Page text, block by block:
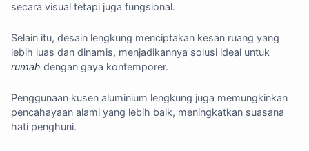
secara visual tetapi juga fungsional.
Selain itu, desain lengkung menciptakan kesan ruang yang
lebih luas dan dinamis, menjadikannya solusi ideal untuk
rumah dengan gaya kontemporer.
Penggunaan kusen aluminium lengkung juga memungkinkan
pencahayaan alami yang lebih baik, meningkatkan suasana
hati penghuni.